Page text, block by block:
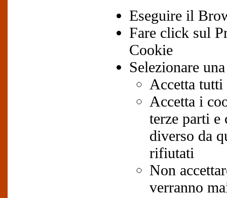
Eseguire il
Fare click sul
Cookie
Selezionare
Accetta
Accetta i
terze parti
diverso da
rifiutati
Non
verranno